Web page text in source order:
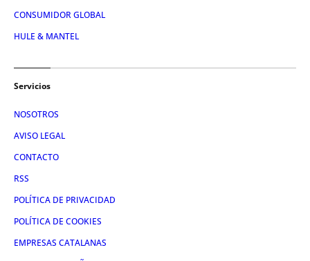
CONSUMIDOR GLOBAL
HULE & MANTEL
Servicios
NOSOTROS
AVISO LEGAL
CONTACTO
RSS
POLÍTICA DE PRIVACIDAD
POLÍTICA DE COOKIES
EMPRESAS CATALANAS